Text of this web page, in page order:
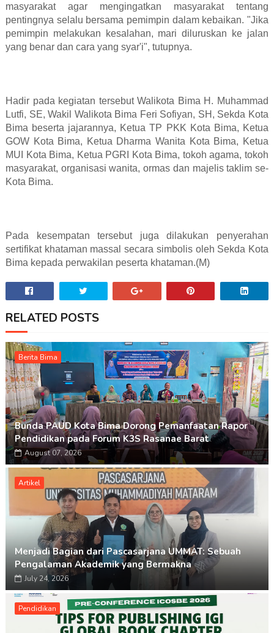
masyarakat agar mengingatkan masyarakat tentang
pentingnya selalu bersama pemimpin dalam kebaikan. "Jika
pemimpin melakukan kesalahan, mari diluruskan ke jalan
yang benar dan cara yang syar'i", tutupnya.
Hadir pada kegiatan tersebut Walikota Bima H. Muhammad
Lutfi, SE, Wakil Walikota Bima Feri Sofiyan, SH, Sekda Kota
Bima beserta jajarannya, Ketua TP PKK Kota Bima, Ketua
GOW Kota Bima, Ketua Dharma Wanita Kota Bima, Ketua
MUI Kota Bima, Ketua PGRI Kota Bima, tokoh agama, tokoh
masyarakat, organisasi wanita, ormas dan majelis taklim se-
Kota Bima.
Pada kesempatan tersebut juga dilakukan penyerahan
sertifikat khataman massal secara simbolis oleh Sekda Kota
Bima kepada perwakilan peserta khataman.(M)
RELATED POSTS
Berita Bima
Bunda PAUD Kota Bima Dorong Pemanfaatan Rapor
Pendidikan pada Forum K3S Rasanae Barat
August 07, 2026
Artikel
Menjadi Bagian dari Pascasarjana UMMAT: Sebuah
Pengalaman Akademik yang Bermakna
July 24, 2026
Pendidikan